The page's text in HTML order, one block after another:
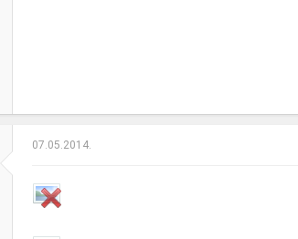
07.05.2014.